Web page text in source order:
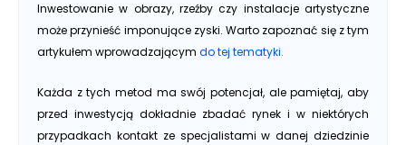
Inwestowanie w obrazy, rzeźby czy instalacje artystyczne
może przynieść imponujące zyski. Warto zapoznać się z tym
artykułem wprowadzającym do tej tematyki.
Każda z tych metod ma swój potencjał, ale pamiętaj, aby
przed inwestycją dokładnie zbadać rynek i w niektórych
przypadkach kontakt ze specjalistami w danej dziedzinie